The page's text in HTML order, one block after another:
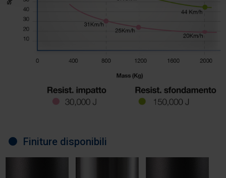
Finiture disponibili